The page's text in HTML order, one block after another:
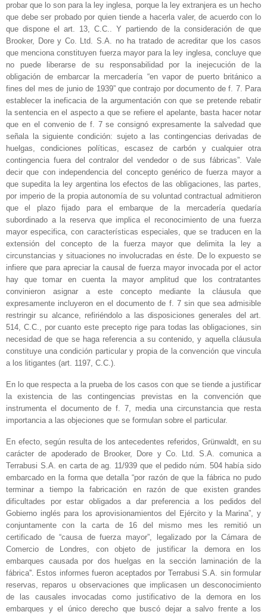
probar que lo son para la ley inglesa, porque la ley extranjera es un hecho
que debe ser probado por quien tiende a hacerla valer, de acuerdo con lo
que dispone el art. 13, C.C.. Y partiendo de la consideración de que
Brooker, Dore y Co. Ltd. S.A. no ha tratado de acreditar que los casos
que menciona constituyen fuerza mayor para la ley inglesa, concluye que
no puede liberarse de su responsabilidad por la inejecución de la
obligación de embarcar la mercadería “en vapor de puerto británico a
fines del mes de junio de 1939” que contrajo por documento de f. 7. Para
establecer la ineficacia de la argumentación con que se pretende rebatir
la sentencia en el aspecto a que se refiere el apelante, basta hacer notar
que en el convenio de f. 7 se consignó expresamente la salvedad que
señala la siguiente condición: sujeto a las contingencias derivadas de
huelgas, condiciones políticas, escasez de carbón y cualquier otra
contingencia fuera del contralor del vendedor o de sus fábricas”. Vale
decir que con independencia del concepto genérico de fuerza mayor a
que supedita la ley argentina los efectos de las obligaciones, las partes,
por imperio de la propia autonomía de su voluntad contractual admitieron
que el plazo fijado para el embarque de la mercadería quedaría
subordinado a la reserva que implica el reconocimiento de una fuerza
mayor especifica, con características especiales, que se traducen en la
extensión del concepto de la fuerza mayor que delimita la ley a
circunstancias y situaciones no involucradas en éste. De lo expuesto se
infiere que para apreciar la causal de fuerza mayor invocada por el actor
hay que tomar en cuenta la mayor amplitud que los contratantes
convinieron asignar a este concepto mediante la cláusula que
expresamente incluyeron en el documento de f. 7 sin que sea admisible
restringir su alcance, refiriéndolo a las disposiciones generales del art.
514, C.C., por cuanto este precepto rige para todas las obligaciones, sin
necesidad de que se haga referencia a su contenido, y aquella cláusula
constituye una condición particular y propia de la convención que vincula
a los litigantes (art. 1197, C.C.).
En lo que respecta a la prueba de los casos con que se tiende a justificar
la existencia de las contingencias previstas en la convención que
instrumenta el documento de f. 7, media una circunstancia que resta
importancia a las objeciones que se formulan sobre el particular.
En efecto, según resulta de los antecedentes referidos, Grünwaldt, en su
carácter de apoderado de Brooker, Dore y Co. Ltd. S.A. comunica a
Terrabusi S.A. en carta de ag. 11/939 que el pedido núm. 504 había sido
embarcado en la forma que detalla “por razón de que la fábrica no pudo
terminar a tiempo la fabricación en razón de que existen grandes
dificultades por estar obligados a dar preferencia a los pedidos del
Gobierno inglés para los aprovisionamientos del Ejército y la Marina”, y
conjuntamente con la carta de 16 del mismo mes les remitió un
certificado de “causa de fuerza mayor”, legalizado por la Cámara de
Comercio de Londres, con objeto de justificar la demora en los
embarques causada por dos huelgas en la sección laminación de la
fábrica''. Estos informes fueron aceptados por Terrabusi S.A. sin formular
reservas, reparos u observaciones que implicasen un desconocimiento
de las causales invocadas como justificativo de la demora en los
embarques y el único derecho que buscó dejar a salvo frente a los